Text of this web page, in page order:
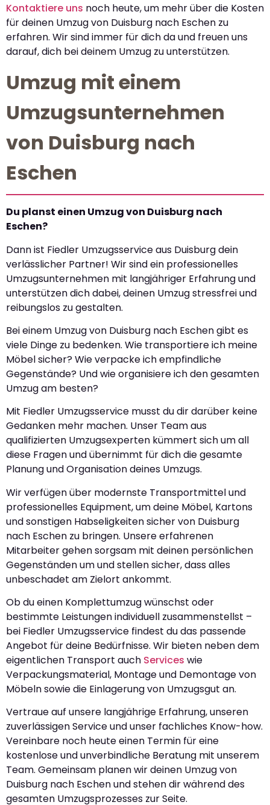
Kontaktiere uns noch heute, um mehr über die Kosten
für deinen Umzug von Duisburg nach Eschen zu
erfahren. Wir sind immer für dich da und freuen uns
darauf, dich bei deinem Umzug zu unterstützen.
Umzug mit einem
Umzugsunternehmen
von Duisburg nach
Eschen
Du planst einen Umzug von Duisburg nach
Eschen?
Dann ist Fiedler Umzugsservice aus Duisburg dein
verlässlicher Partner! Wir sind ein professionelles
Umzugsunternehmen mit langjähriger Erfahrung und
unterstützen dich dabei, deinen Umzug stressfrei und
reibungslos zu gestalten.
Bei einem Umzug von Duisburg nach Eschen gibt es
viele Dinge zu bedenken. Wie transportiere ich meine
Möbel sicher? Wie verpacke ich empfindliche
Gegenstände? Und wie organisiere ich den gesamten
Umzug am besten?
Mit Fiedler Umzugsservice musst du dir darüber keine
Gedanken mehr machen. Unser Team aus
qualifizierten Umzugsexperten kümmert sich um all
diese Fragen und übernimmt für dich die gesamte
Planung und Organisation deines Umzugs.
Wir verfügen über modernste Transportmittel und
professionelles Equipment, um deine Möbel, Kartons
und sonstigen Habseligkeiten sicher von Duisburg
nach Eschen zu bringen. Unsere erfahrenen
Mitarbeiter gehen sorgsam mit deinen persönlichen
Gegenständen um und stellen sicher, dass alles
unbeschadet am Zielort ankommt.
Ob du einen Komplettumzug wünschst oder
bestimmte Leistungen individuell zusammenstellst –
bei Fiedler Umzugsservice findest du das passende
Angebot für deine Bedürfnisse. Wir bieten neben dem
eigentlichen Transport auch Services wie
Verpackungsmaterial, Montage und Demontage von
Möbeln sowie die Einlagerung von Umzugsgut an.
Vertraue auf unsere langjährige Erfahrung, unseren
zuverlässigen Service und unser fachliches Know-how.
Vereinbare noch heute einen Termin für eine
kostenlose und unverbindliche Beratung mit unserem
Team. Gemeinsam planen wir deinen Umzug von
Duisburg nach Eschen und stehen dir während des
gesamten Umzugsprozesses zur Seite.